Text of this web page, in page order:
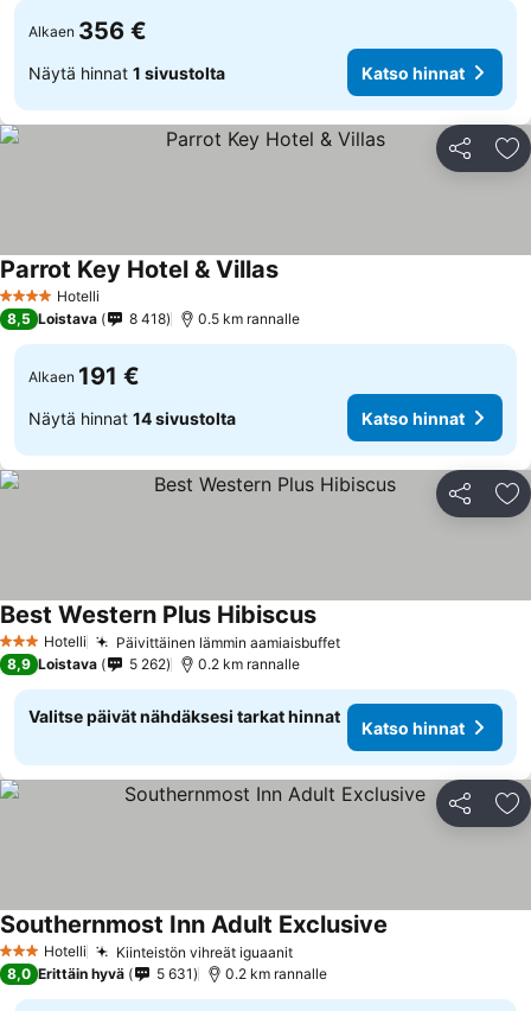
Alkaen 356 €
Näytä hinnat 1 sivustolta Katso hinnat
Jaa
4 Tähtiluokitus
Hotelli
Parrot Key Hotel & Villas
8,5 Loistava 8 418 0.5 km rannalle
Alkaen 191 €
Näytä hinnat 14 sivustolta Katso hinnat
Jaa
3 Tähtiluokitus
Hotelli Päivittäinen lämmin aamiaisbuffet
Best Western Plus Hibiscus
8,9 Loistava 5 262 0.2 km rannalle
Valitse päivät nähdäksesi tarkat hinnat
Katso hinnat
Jaa
3 Tähtiluokitus
Hotelli Kiinteistön vihreät iguaanit
Southernmost Inn Adult Exclusive
8,0 Erittäin hyvä 5 631 0.2 km rannalle